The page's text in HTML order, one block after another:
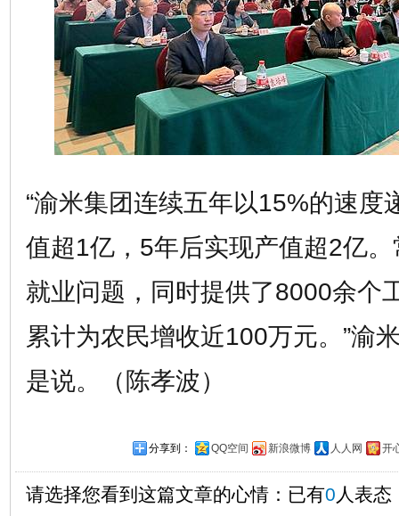
“渝米集团连续五年以15%的速度
值超1亿，5年后实现产值超2亿
就业问题，同时提供了8000余个
累计为农民增收近100万元。”渝
是说。（陈孝波）
分享到： QQ空间 新浪微博 人人网 开
请选择您看到这篇文章的心情：已有0 人表态